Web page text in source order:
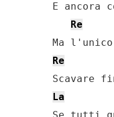
E ancora
Re
Re
La